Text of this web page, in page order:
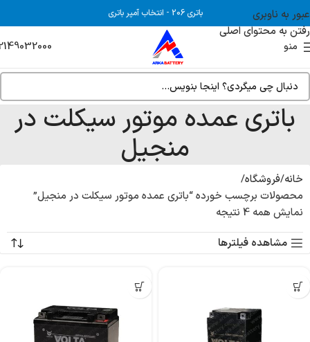
عبور به ناوبری
رفتن به محتوای اصلی
باتری 206 - انتخاب آمپر باتری
منو
باتری عمده موتور سیکلت در
منجیل
خانه فروشگاه
محصولات برچسب خورده “باتری عمده موتور سیکلت در منجیل”
نمایش همه 4 نتیجه
مشاهده فیلترها